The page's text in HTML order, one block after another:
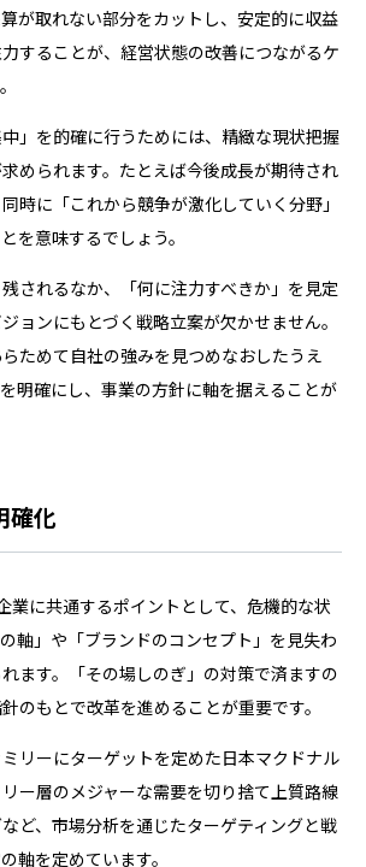
が取れない部分をカットし、安定的に収益
することが、経営状態の改善につながるケ
」を的確に行うためには、精緻な現状把握
められます。たとえば今後成長が期待され
時に「これから競争が激化していく分野」
を意味するでしょう。
されるなか、「何に注力すべきか」を見定
ョンにもとづく戦略立案が欠かせません。
ためて自社の強みを見つめなおしたうえ
明確にし、事業の方針に軸を据えることが
確化
業に共通するポイントとして、危機的な状
軸」や「ブランドのコンセプト」を見失わ
ます。「その場しのぎ」の対策で済ますの
のもとで改革を進めることが重要です。
リーにターゲットを定めた日本マクドナル
ー層のメジャーな需要を切り捨て上質路線
ど、市場分析を通じたターゲティングと戦
軸を定めています。